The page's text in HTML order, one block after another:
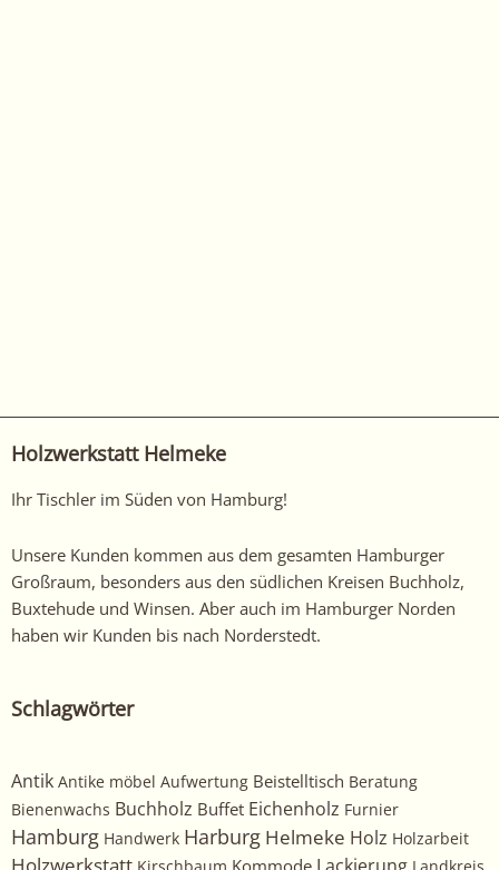
Holzwerkstatt Helmeke
Ihr Tischler im Süden von Hamburg!
Unsere Kunden kommen aus dem gesamten Hamburger
Großraum, besonders aus den südlichen Kreisen Buchholz,
Buxtehude und Winsen. Aber auch im Hamburger Norden
haben wir Kunden bis nach Norderstedt.
Schlagwörter
Antik Antike möbel Aufwertung Beistelltisch Beratung
Bienenwachs Buchholz Buffet Eichenholz Furnier
Hamburg Handwerk Harburg Helmeke Holz Holzarbeit